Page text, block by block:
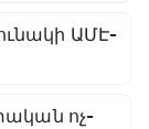
ԱՄԷ-
ոչ-